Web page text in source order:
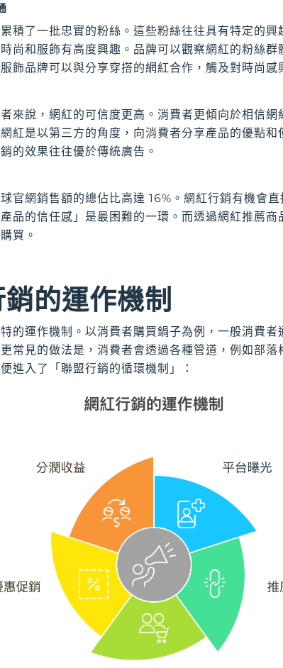
積了一批忠實的粉絲。這些粉絲往往具有特定的興
尚和服飾有高度興趣。品牌可以觀察網紅的粉絲
飾品牌可以與分享穿搭的網紅合作，觸及對時尚感
來說，網紅的可信度更高。消費者更傾向於相信網
紅是以第三方的角度，向消費者分享產品的優點
的效果往往優於傳統廣告。
官網銷售額的總佔比高達 16%。網紅行銷有機會
品的信任感」是最困難的一環。而透過網紅推薦商
買。
的運作機制
的運作機制。以消費者購買鍋子為例，一般消費者
常見的做法是，消費者會透過各種管道，例如部落
進入了「聯盟行銷的循環機制」：